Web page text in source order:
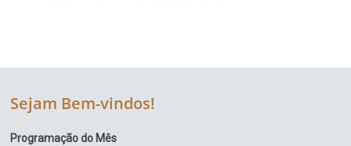
Sejam Bem-vindos!
Programação do Mês